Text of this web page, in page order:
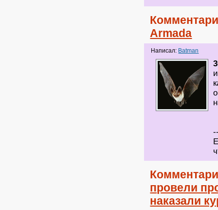
Armada
Написал: Batman
провели
наказали